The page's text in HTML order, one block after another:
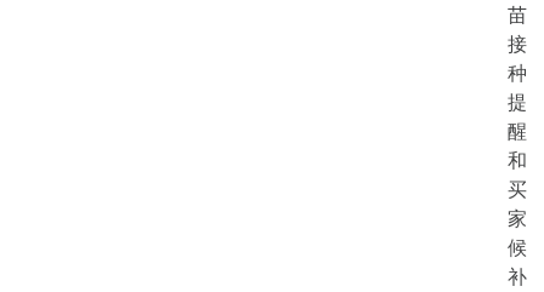
苗
接
种
提
醒
和
买
家
候
补